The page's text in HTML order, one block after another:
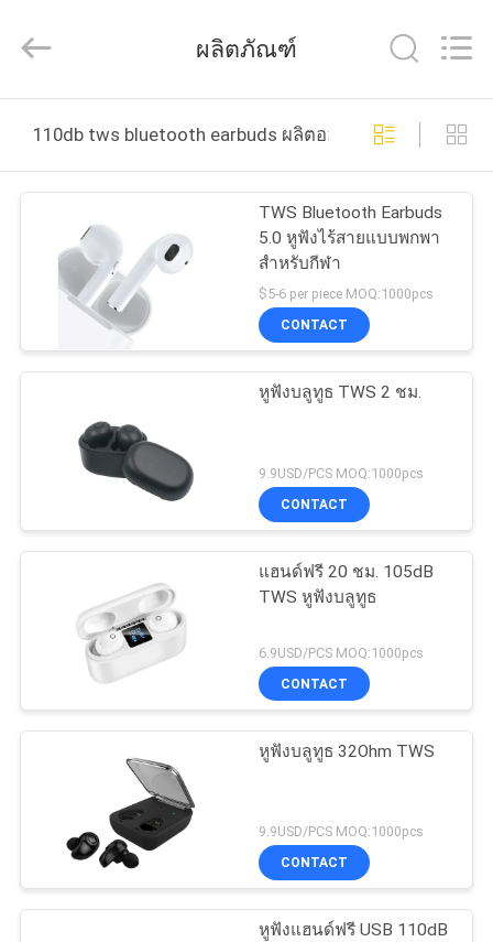
บ้าน
ผลิตภัณฑ์
เกี่ยว
กับ
โรงงาน
ควบคุม
คุณภาพ
ติดต่อ
ขอ
2026
Co,ltd.
Reserved.
ผลิตภัณฑ์
110db tws bluetooth earbuds ผลิตออนไลน์
TWS Bluetooth Earbuds
5.0 หูฟังไร้สายแบบพกพา
สำหรับกีฬา
$5-6 per piece MOQ:1000pcs
CONTACT
หูฟังบลูทูธ TWS 2 ชม.
9.9USD/PCS MOQ:1000pcs
CONTACT
แฮนด์ฟรี 20 ชม. 105dB
TWS หูฟังบลูทูธ
6.9USD/PCS MOQ:1000pcs
CONTACT
หูฟังบลูทูธ 32Ohm TWS
9.9USD/PCS MOQ:1000pcs
CONTACT
หูฟังแฮนด์ฟรี USB 110dB